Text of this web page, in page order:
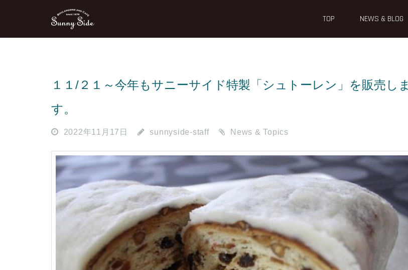
TOP NEWS & BLOG
１１/２１～今年もサニーサイド特製「シュトーレン」を販売しま
す。
2022年11月17日 sunnyside-staff News & Topics